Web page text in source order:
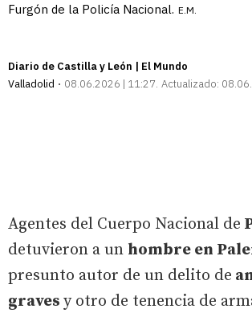
Furgón de la Policía Nacional. E.M.
Diario de Castilla y León | El Mundo
Valladolid
08.06.2026 | 11:27 Actualizado:
Agentes del Cuerpo Nacional de
detuvieron a un hombre en
presunto autor de un delito de
graves y otro de tenencia de